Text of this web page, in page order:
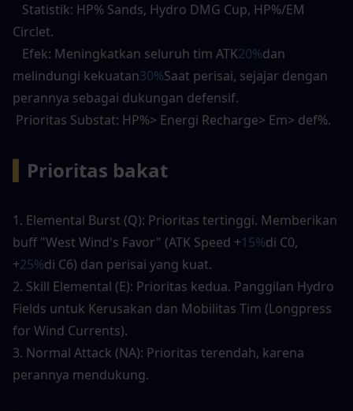
Statistik: HP% Sands, Hydro DMG Cup, HP%/EM
Circlet.
Efek: Meningkatkan seluruh tim ATK20%dan
melindungi kekuatan30%Saat perisai, sejajar dengan
perannya sebagai dukungan defensif.
Prioritas Substat: HP%> Energi Recharge> Em> def%.
Prioritas bakat
1. Elemental Burst (Q): Prioritas tertinggi. Memberikan
buff "West Wind's Favor" (ATK Speed ​​+15%di C0,
+25%di C6) dan perisai yang kuat.
2. Skill Elemental (E): Prioritas kedua. Panggilan Hydro
Fields untuk Kerusakan dan Mobilitas Tim (Longpress
for Wind Currents).
3. Normal Attack (NA): Prioritas terendah, karena
perannya mendukung.